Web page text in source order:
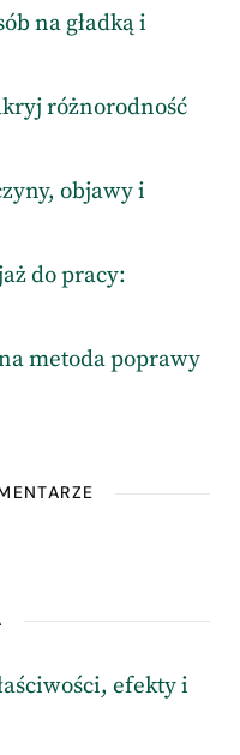
na gładką i
różnorodność
objawy i
do pracy:
metoda poprawy
efekty i